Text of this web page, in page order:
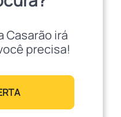
Casarão irá
precisa!